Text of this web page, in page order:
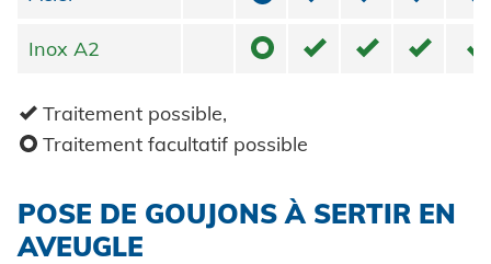
E-Mobility
Mentions légales
Protection des données
Inox A2
Inox A2 o ✓ ✓ ✓ ✓
✓Traitement possible,
oTraitement facultatif possible
POSE DE GOUJONS À SERTIR EN
AVEUGLE